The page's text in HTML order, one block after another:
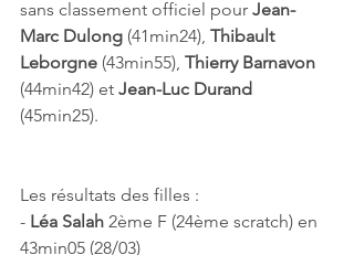
sans classement officiel pour Jean-
Marc Dulong (41min24), Thibault
Leborgne (43min55), Thierry Barnavon
(44min42) et Jean-Luc Durand
(45min25).
Les résultats des filles :
- Léa Salah 2ème F (24ème scratch) en
43min05 (28/03)